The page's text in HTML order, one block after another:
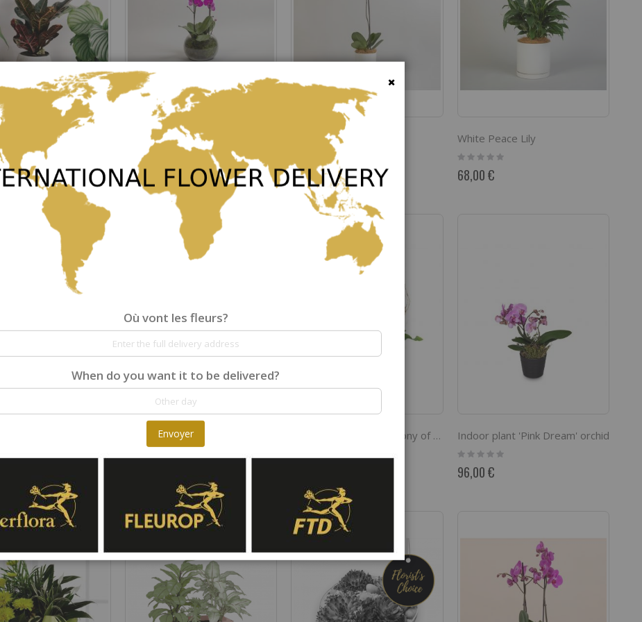
Plant Aquarius
Rating:
102,00 €
Moth Orchid
0%
98,00 €
White Peace Lily
Rating:
0%
68,00 €
Indoor plant 'Pink Dream' orchid
0%
Indoor plant pot 'Harmony of colors'
0%
Indoor plant 'Pink Dream' orchid
Rating:
0%
96,00 €
Où vont les fleurs?
When do you want it to be delivered?
Envoyer